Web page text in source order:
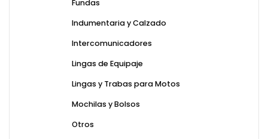
Fundas
Indumentaria y Calzado
Intercomunicadores
Lingas de Equipaje
Lingas y Trabas para Motos
Mochilas y Bolsos
Otros